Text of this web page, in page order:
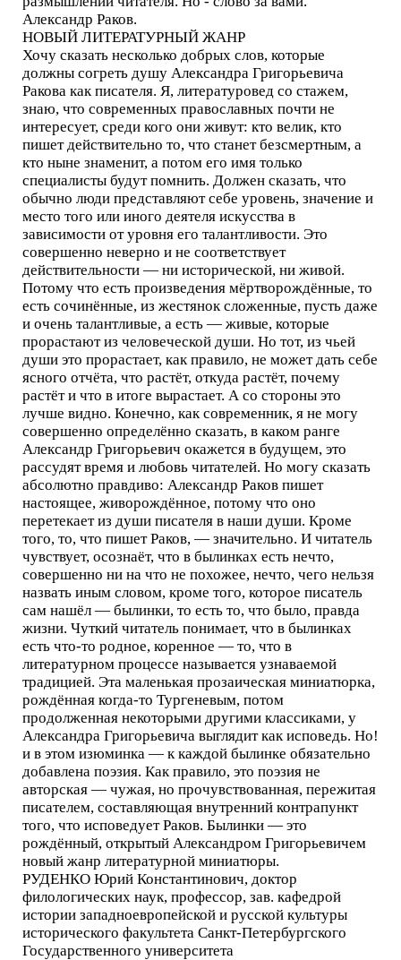
Александр Раков.
НОВЫЙ ЛИТЕРАТУРНЫЙ ЖАНР
Хочу сказать несколько добрых слов, которые
должны согреть душу Александра Григорьевича
Ракова как писателя. Я, литературовед со стажем,
знаю, что современных православных почти не
интересует, среди кого они живут: кто велик, кто
пишет действительно то, что станет безсмертным, а
кто ныне знаменит, а потом его имя только
специалисты будут помнить. Должен сказать, что
обычно люди представляют себе уровень, значение и
место того или иного деятеля искусства в
зависимости от уровня его талантливости. Это
совершенно неверно и не соответствует
действительности — ни исторической, ни живой.
Потому что есть произведения мёртворождённые, то
есть сочинённые, из жестянок сложенные, пусть даже
и очень талантливые, а есть — живые, которые
прорастают из человеческой души. Но тот, из чьей
души это прорастает, как правило, не может дать себе
ясного отчёта, что растёт, откуда растёт, почему
растёт и что в итоге вырастает. А со стороны это
лучше видно. Конечно, как современник, я не могу
совершенно определённо сказать, в каком ранге
Александр Григорьевич окажется в будущем, это
рассудят время и любовь читателей. Но могу сказать
абсолютно правдиво: Александр Раков пишет
настоящее, живорождённое, потому что оно
перетекает из души писателя в наши души. Кроме
того, то, что пишет Раков, — значительно. И читатель
чувствует, осознаёт, что в былинках есть нечто,
совершенно ни на что не похожее, нечто, чего нельзя
назвать иным словом, кроме того, которое писатель
сам нашёл — былинки, то есть то, что было, правда
жизни. Чуткий читатель понимает, что в былинках
есть что-то родное, коренное — то, что в
литературном процессе называется узнаваемой
традицией. Эта маленькая прозаическая миниатюрка,
рождённая когда-то Тургеневым, потом
продолженная некоторыми другими классиками, у
Александра Григорьевича выглядит как исповедь. Но!
и в этом изюминка — к каждой былинке обязательно
добавлена поэзия. Как правило, это поэзия не
авторская — чужая, но прочувствованная, пережитая
писателем, составляющая внутренний контрапункт
того, что исповедует Раков. Былинки — это
рождённый, открытый Александром Григорьевичем
новый жанр литературной миниатюры.
РУДЕНКО Юрий Константинович, доктор
филологических наук, профессор, зав. кафедрой
истории западноевропейской и русской культуры
исторического факультета Санкт-Петербургского
Государственного университета